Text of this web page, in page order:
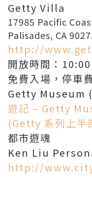
Getty Villa
17985 Pacific
Palisades, CA
http://
開放時間：
免費入場，停車
Getty Museum (
遊記 – Getty
(Getty 系列上半
都市遊魂
Ken Liu
http://